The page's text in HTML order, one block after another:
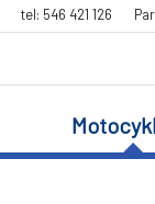
tel: 546 421 126